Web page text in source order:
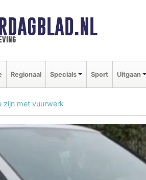
Regionaal Specials Sport Uitgaan
zijn met vuurwerk